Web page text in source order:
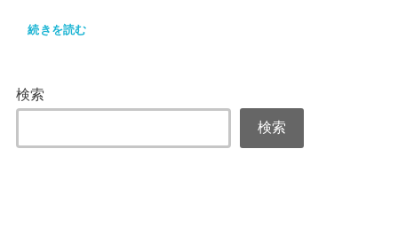
続きを読む
検索
検索